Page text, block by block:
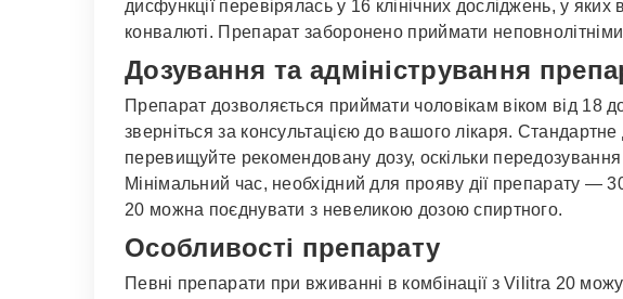
дисфункції перевірялась у 16 ​​клінічних досліджень, у
конвалюті. Препарат заборонено приймати
Дозування та адміністрування
Препарат дозволяється приймати чоловікам віком від 18
зверніться за консультацією до вашого лікаря.
перевищуйте рекомендовану дозу, оскільки
Мінімальний час, необхідний для прояву дії препарату —
20 можна поєднувати з невеликою дозою спиртного.
Особливості препарату
Певні препарати при вживанні в комбінації з Vilitra 20